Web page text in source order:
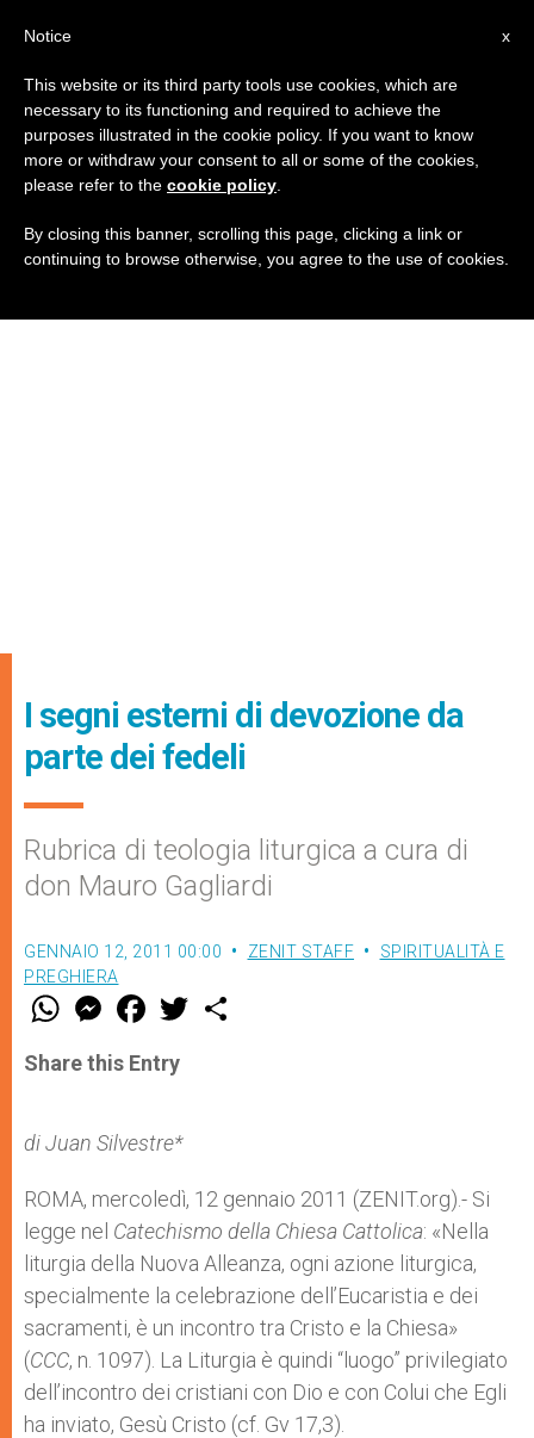
I segni esterni di devozione da
parte dei fedeli
Rubrica di teologia liturgica a cura di
don Mauro Gagliardi
GENNAIO 12, 2011 00:00 ZENIT STAFF
SPIRITUALITÀ E
PREGHIERA
W
t
s
M
e
s
e
e
r
F
a
e
b
k
w
Share this Entry
di Juan Silvestre*
ROMA, mercoledì, 12 gennaio 2011 (ZENIT.org).- Si
legge nel Catechismo della Chiesa Cattolica: «Nella
liturgia della Nuova Alleanza, ogni azione liturgica,
specialmente la celebrazione dell’Eucaristia e dei
sacramenti, è un incontro tra Cristo e la Chiesa»
(CCC, n. 1097). La Liturgia è quindi “luogo” privilegiato
dell’incontro dei cristiani con Dio e con Colui che Egli
ha inviato, Gesù Cristo (cf. Gv 17,3).
x
Notice
This website or its third party tools use cookies, which are
necessary to its functioning and required to achieve the
purposes illustrated in the cookie policy. If you want to know
more or withdraw your consent to all or some of the cookies,
please refer to the cookie policy
By closing this banner, scrolling this page, clicking a link or
continuing to browse otherwise, you agree to the use of cookies.